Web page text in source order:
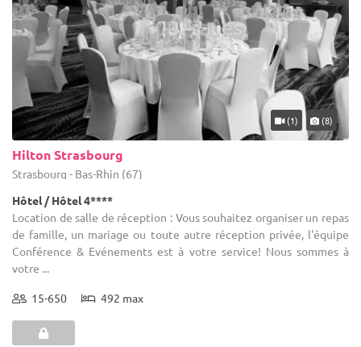
(1) (8)
Hilton Strasbourg
Strasbourg - Bas-Rhin (67)
Hôtel / Hôtel 4****
Location de salle de réception : Vous souhaitez organiser un repas
de famille, un mariage ou toute autre réception privée, l'équipe
Conférence & Evénements est à votre service! Nous sommes à
votre ...
15-650 492 max